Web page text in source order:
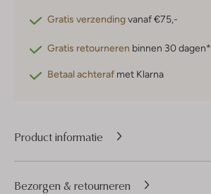
Gratis verzendingvanaf €75,-
Gratis retourneren binnen 30 dagen*
Betaal achteraf met Klarna
Product informatie
Bezorgen & retourneren